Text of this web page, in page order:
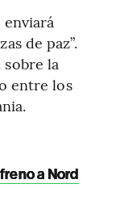
de paz”.
la
entre los
a Nord